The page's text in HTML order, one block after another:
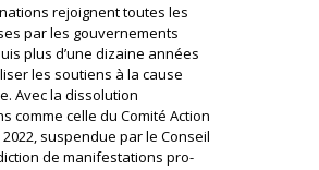
rejoignent toutes les
par les gouvernements
plus d’une dizaine années
les soutiens à la cause
Avec la dissolution
comme celle du Comité Action
suspendue par le Conseil
de manifestations pro-